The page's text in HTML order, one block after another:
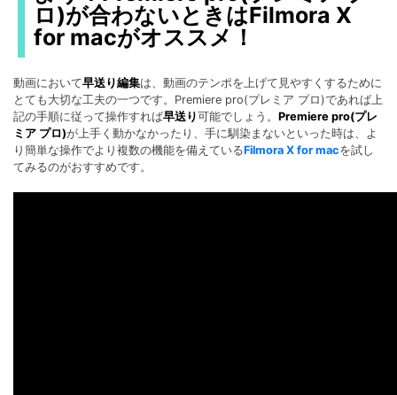
ロ)が合わないときはFilmora X
for macがオススメ！
動画において早送り編集は、動画のテンポを上げて見やすくするために
とても大切な工夫の一つです。Premiere pro(プレミア プロ)であれば上
記の手順に従って操作すれば早送り可能でしょう。 Premiere pro(プレ
ミア プロ)が上手く動かなかったり、手に馴染まないといった時は、よ
り簡単な操作でより複数の機能を備えているFilmora X for macを試し
てみるのがおすすめです。